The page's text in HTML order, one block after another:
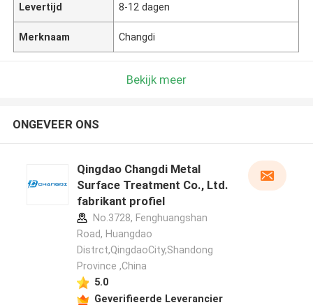
Levertijd 8-12 dagen
Merknaam Changdi
Bekijk meer
ONGEVEER ONS
Qingdao Changdi Metal
Surface Treatment Co., Ltd.
fabrikant profiel
No.3728, Fenghuangshan
Road, Huangdao
Distrct,QingdaoCity,Shandong
Province ,China
5.0
Geverifieerde Leverancier